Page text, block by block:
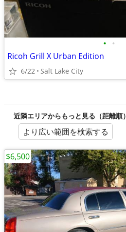
• •
Ricoh Grill X Urban Edition
6/22 Salt Lake City
近隣エリアからもっと見る（距離順）
より広い範囲を検索する
$6,500